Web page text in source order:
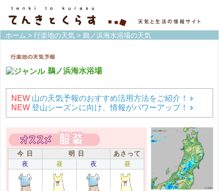
ホーム > 行楽地の天気 > 鵜ノ浜海水浴場の天気
鵜ノ浜海水浴場
NEW 山の天気予報のおすすめ活用方法をご紹介！
NEW 登山シーズンに向け、情報がパワーアップ！
今 日 明 日
あさって
夜
昼 夜 昼